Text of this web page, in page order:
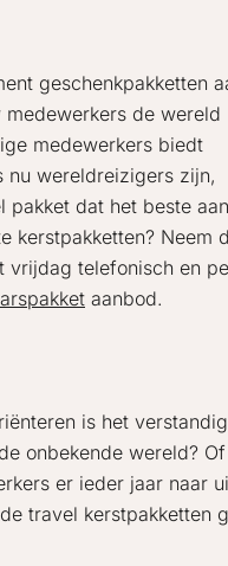
geschenkpakketten
de wereld
medewerkers biedt
nu wereldreizigers zijn,
dat het beste
kerstpakketten? Neem
vrijdag telefonisch en
aanbod.
is het
onbekende wereld?
er ieder jaar naar
travel kerstpakketten